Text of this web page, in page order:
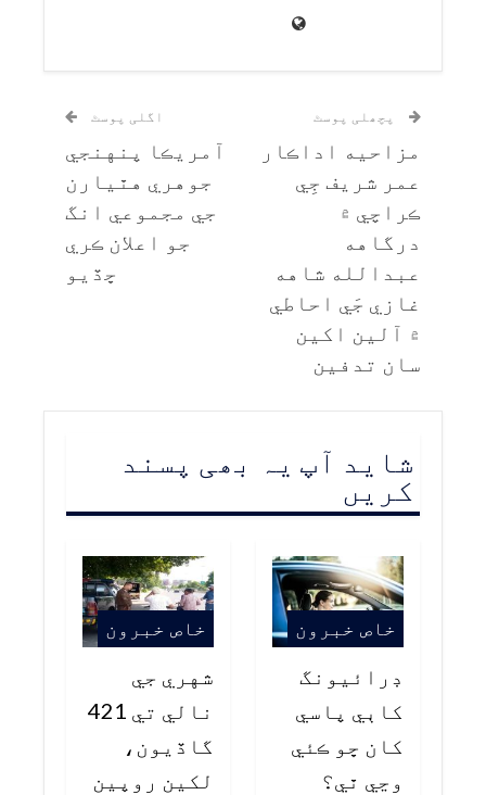
پچھلی پوسٹ
مزاحيه اداڪار
عمر شريف جِي
ڪراچي ۾
درگاهه
عبدالله شاهه
غازي جَي احاطي
۾ آلين اکين
سان تدفين
اگلی پوسٹ
آمريڪا پنهنجي
جوهري هٿيارن
جي مجموعي انگ
جو اعلان ڪري
ڇڏيو
شاید آپ یہ بھی پسند
کریں
خاص خبرون
ڊرائيونگ
کاٻي پاسي
کان ڇو ڪئي
وڃي ٿي؟
خاص خبرون
شهري جي
نالي تي 421
گاڏيون،
لکين روپين